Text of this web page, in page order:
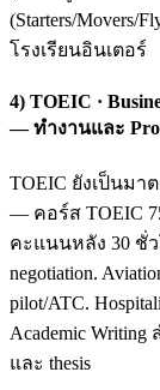
(Starters/Movers/
โรงเรียนอินเตอร์
4) TOEIC ·
— ทำงานและ
TOEIC ยังเป็นม
— คอร์ส TOEIC
คะแนนหลัง 30 ชั่วโ
negotiation.
pilot/ATC.
Academic
และ thesis